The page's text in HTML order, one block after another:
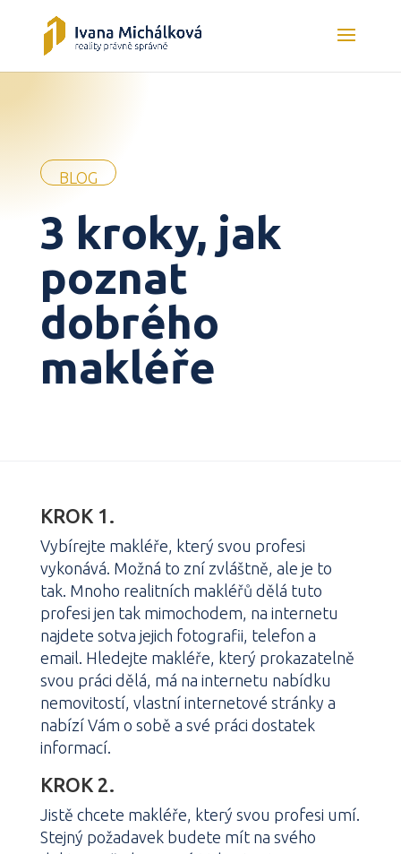
3 kroky, jak
poznat
dobrého
makléře
BLOG
KROK 1.
Vybírejte makléře, který svou profesi
vykonává. Možná to zní zvláštně, ale je to
tak. Mnoho realitních makléřů dělá tuto
profesi jen tak mimochodem, na internetu
najdete sotva jejich fotografii, telefon a
email. Hledejte makléře, který prokazatelně
svou práci dělá, má na internetu nabídku
nemovitostí, vlastní internetové stránky a
nabízí Vám o sobě a své práci dostatek
informací.
KROK 2.
Jistě chcete makléře, který svou profesi umí.
Stejný požadavek budete mít na svého